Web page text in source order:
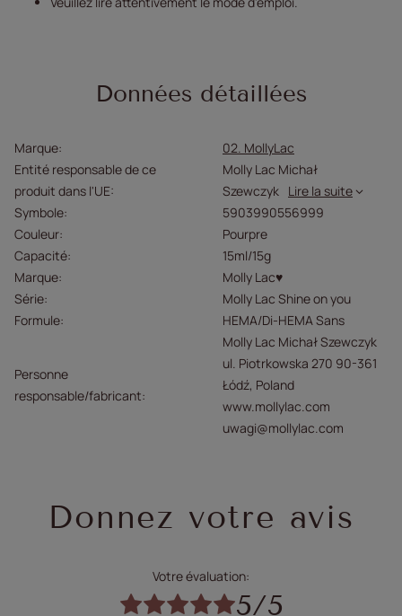
Données détaillées
Marque
02. MollyLac
Entité responsable de ce
produit dans l'UE
Molly Lac Michał
Szewczyk Lire la suite
Symbole
5903990556999
Couleur
Pourpre
Capacité
15ml/15g
Marque
Molly Lac♥
Série
Molly Lac Shine on you
Formule
HEMA/Di-HEMA Sans
Personne
responsable/fabricant
Molly Lac Michał Szewczyk
ul. Piotrkowska 270 90-361
Łódź, Poland
www.mollylac.com
uwagi@mollylac.com
Donnez votre avis
Votre évaluation:
5/5